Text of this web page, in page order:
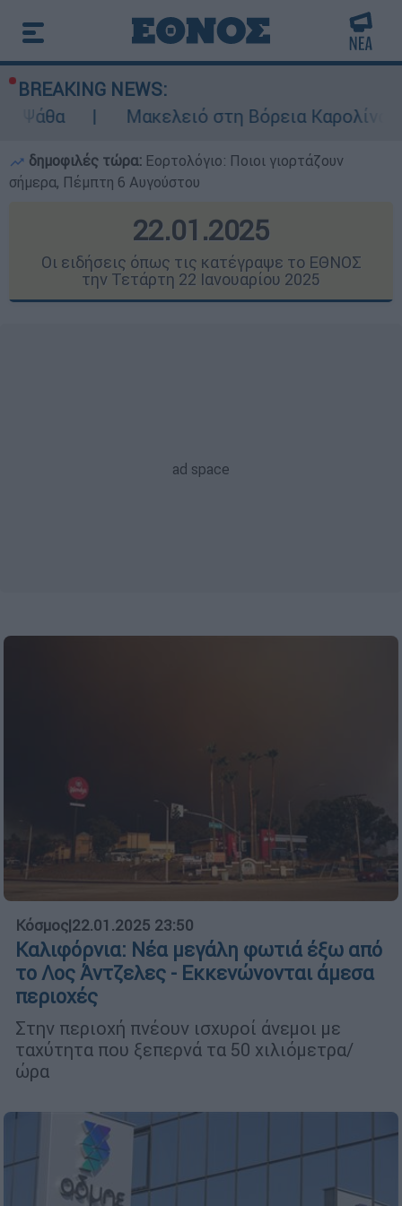
BREAKING NEWS:
Μακελειό στη Βόρεια Καρολίνα ύστερα
δημοφιλές τώρα: Εορτολόγιο: Ποιοι γιορτάζουν
σήμερα, Πέμπτη 6 Αυγούστου
22.01.2025
Οι ειδήσεις όπως τις κατέγραψε το ΕΘΝΟΣ
την Τετάρτη 22 Ιανουαρίου 2025
Κόσμος|22.01.2025 23:50
Καλιφόρνια: Νέα μεγάλη φωτιά έξω από
το Λος Άντζελες - Εκκενώνονται άμεσα
περιοχές
Στην περιοχή πνέουν ισχυροί άνεμοι με
ταχύτητα που ξεπερνά τα 50 χιλιόμετρα/
ώρα